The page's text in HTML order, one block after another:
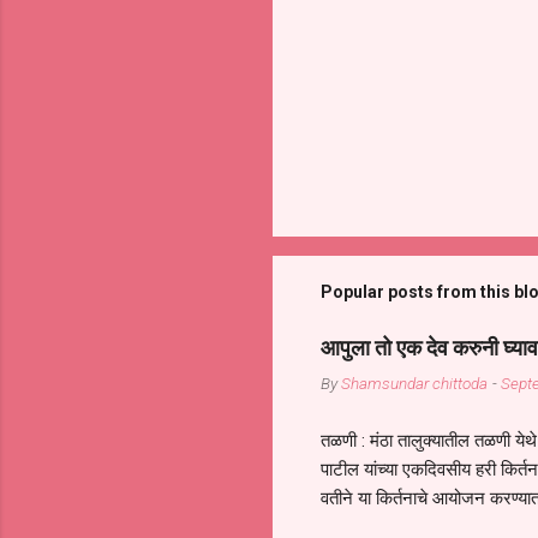
Popular posts from this
आपुला तो एक देव करुनी
ByShamsundar chittoda -
तळणी : मंठा तालुक्यातील तळणी येथे
पाटील यांच्या एकदिवसीय हरी
वतीने या किर्तनाचे आयोजन